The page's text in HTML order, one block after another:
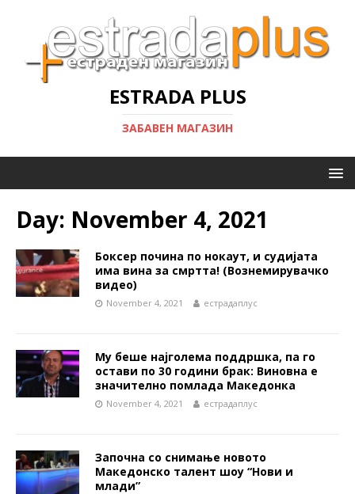
ESTRADA PLUS
ЗАБАВЕН МАГАЗИН
Day: November 4, 2021
Боксер почина по нокаут, и судијата
има вина за смртта! (Вознемирувачко
видео)
November 4, 2021 естрадаплус
Му беше најголема поддршка, па го
остави по 30 години брак: Виновна е
значително помлада Македонка
November 4, 2021 естрадаплус
Започна со снимање новото
Македонско талент шоу “Нови и
млади”